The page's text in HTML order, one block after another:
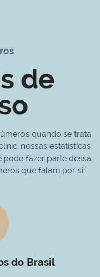
de
quando se trata
nossas estatísticas
fazer parte dessa
que falam por si:
do Brasil